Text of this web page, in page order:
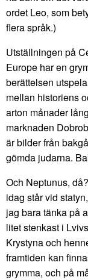
ordet Leo, som
flera språk.)
Utställningen på
Europe har en
berättelsen
mellan historiens
arton månader
marknaden
är bilder från
gömda judarna.
Och Neptunus,
idag står vid
jag bara tänka på
litet stenkast i
Krystyna och
framtiden kan
grymma, och på